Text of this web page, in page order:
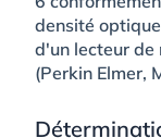
densité
d'un lecteur de
(Perkin Elmer,